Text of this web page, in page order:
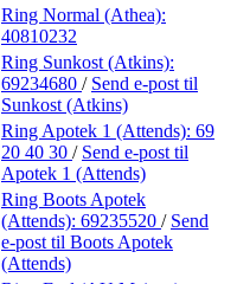
Ring Normal (Athea):
40810232
Ring Sunkost (Atkins):
69234680 / Send e-post til
Sunkost (Atkins)
Ring Apotek 1 (Attends): 69
20 40 30 / Send e-post til
Apotek 1 (Attends)
Ring Boots Apotek
(Attends): 69235520 / Send
e-post til Boots Apotek
(Attends)